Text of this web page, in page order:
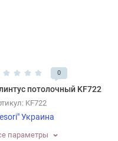
0
потолочный KF722
KF722
Украина
параметры